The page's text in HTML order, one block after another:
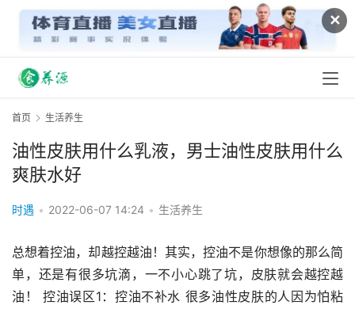
✕
首页 生活养生
油性皮肤用什么乳液，男士油性皮肤用什么
爽肤水好
时遇 • 2022-06-07 14:24 • 生活养生
总想着控油，却越控越油！其实，控油不是你想像的那么简
单，还是有很多坑滴，一不小心跳了坑，皮肤就会越控越
油！ 控油误区1：控油不补水 很多油性皮肤的人因为怕粘